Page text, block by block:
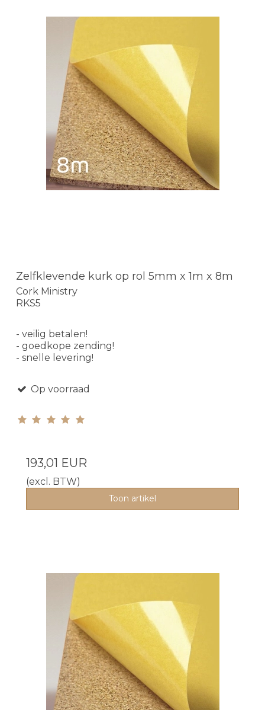
Zelfklevende kurk op rol 5mm x 1m x 8m
Cork Ministry
RKS5
- veilig betalen!
- goedkope zending!
- snelle levering!
Op voorraad
193,01 EUR
(excl. BTW)
Toon artikel